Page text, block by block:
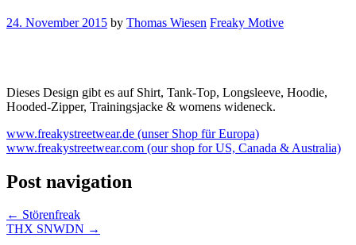
24. November 2015 by Thomas Wiesen Freaky Motive
Dieses Design gibt es auf Shirt, Tank-Top, Longsleeve, Hoodie,
Hooded-Zipper, Trainingsjacke & womens wideneck.
www.freakystreetwear.de (unser Shop für Europa)
www.freakystreetwear.com (our shop for US, Canada & Australia)
Post navigation
← Störenfreak
THX SNWDN →